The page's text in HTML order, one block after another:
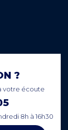
?
votre écoute
8h à 16h30